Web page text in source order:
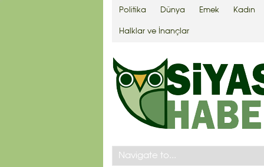
Politika Dünya Emek Kadın
Halklar ve İnançlar